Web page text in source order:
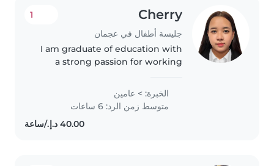
Cherry
جليسة أطفال في عجمان
1
I am graduate of education with
a strong passion for working
caring for kids and creating a
safe, fun, and supportive
environment for their growth...
الخبرة: > عامين
متوسط زمن الرد: 6 ساعات